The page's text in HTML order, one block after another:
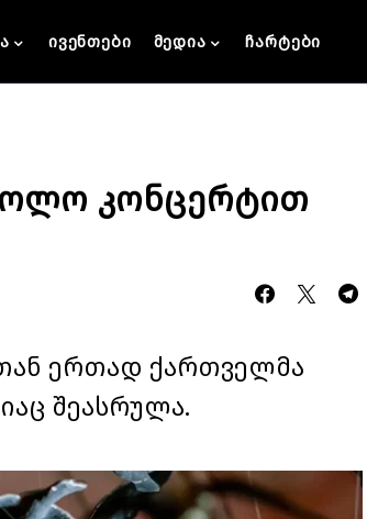
ივენთები მედია ჩარტები
კონცერტით
ერთად ქართველმა
შეასრულა.